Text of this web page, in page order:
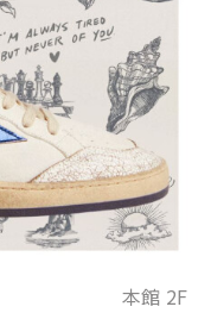
本館 2F